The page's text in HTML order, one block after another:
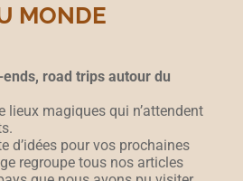
MONDE
road trips autour du
lieux magiques qui n’attendent
d’idées pour vos prochaines
regroupe tous nos articles